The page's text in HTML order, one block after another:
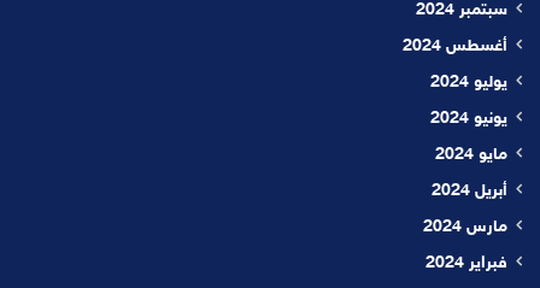
سبتمبر 2024
أغسطس 2024
يوليو 2024
يونيو 2024
مايو 2024
أبريل 2024
مارس 2024
فبراير 2024